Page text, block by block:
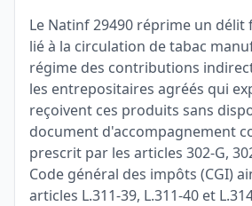
Le Natinf 29490 réprime un délit
lié à la circulation de tabac
régime des contributions
les entrepositaires agréés qui
reçoivent ces produits sans
document d'accompagnement
prescrit par les articles 302-G,
Code général des impôts (CGI)
articles L.311-39, L.311-40 et